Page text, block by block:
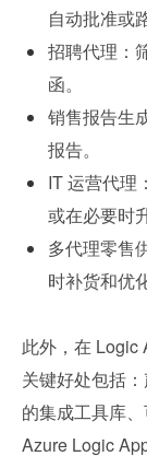
自动批准或
招聘代理：
函。
销售报告生
报告。
IT 运营代理
或在必要时
多代理零售
时补货和优
此外，在 Logic
关键好处包括
的集成工具库
Azure Logic